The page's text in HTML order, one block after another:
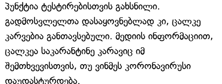
პუნქტია ტესტირებისთვის გახსნილი.
გადმოსვლელთა დასაყოვნებლად კი, ცალკე
კარვებია განთავსებული. მედიის ინფორმაციით,
ცალკეა საკარანტინე კარავიც იმ
შემთხვევისთვის, თუ ვინმეს კორონავირუსი
დაუდასტურდება.